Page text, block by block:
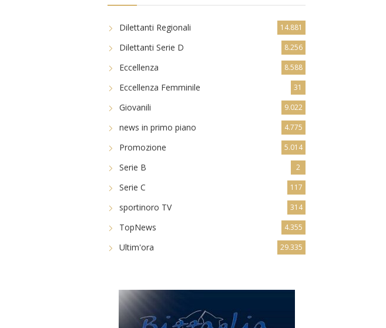
Dilettanti Regionali 14.881
Dilettanti Serie D 8.256
Eccellenza 8.588
Eccellenza Femminile 31
Giovanili 9.022
news in primo piano 4.775
Promozione 5.014
Serie B 2
Serie C 117
sportinoro TV 314
TopNews 4.355
Ultim'ora 29.335